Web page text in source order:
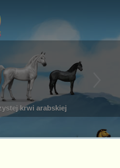
krwi arabskiej